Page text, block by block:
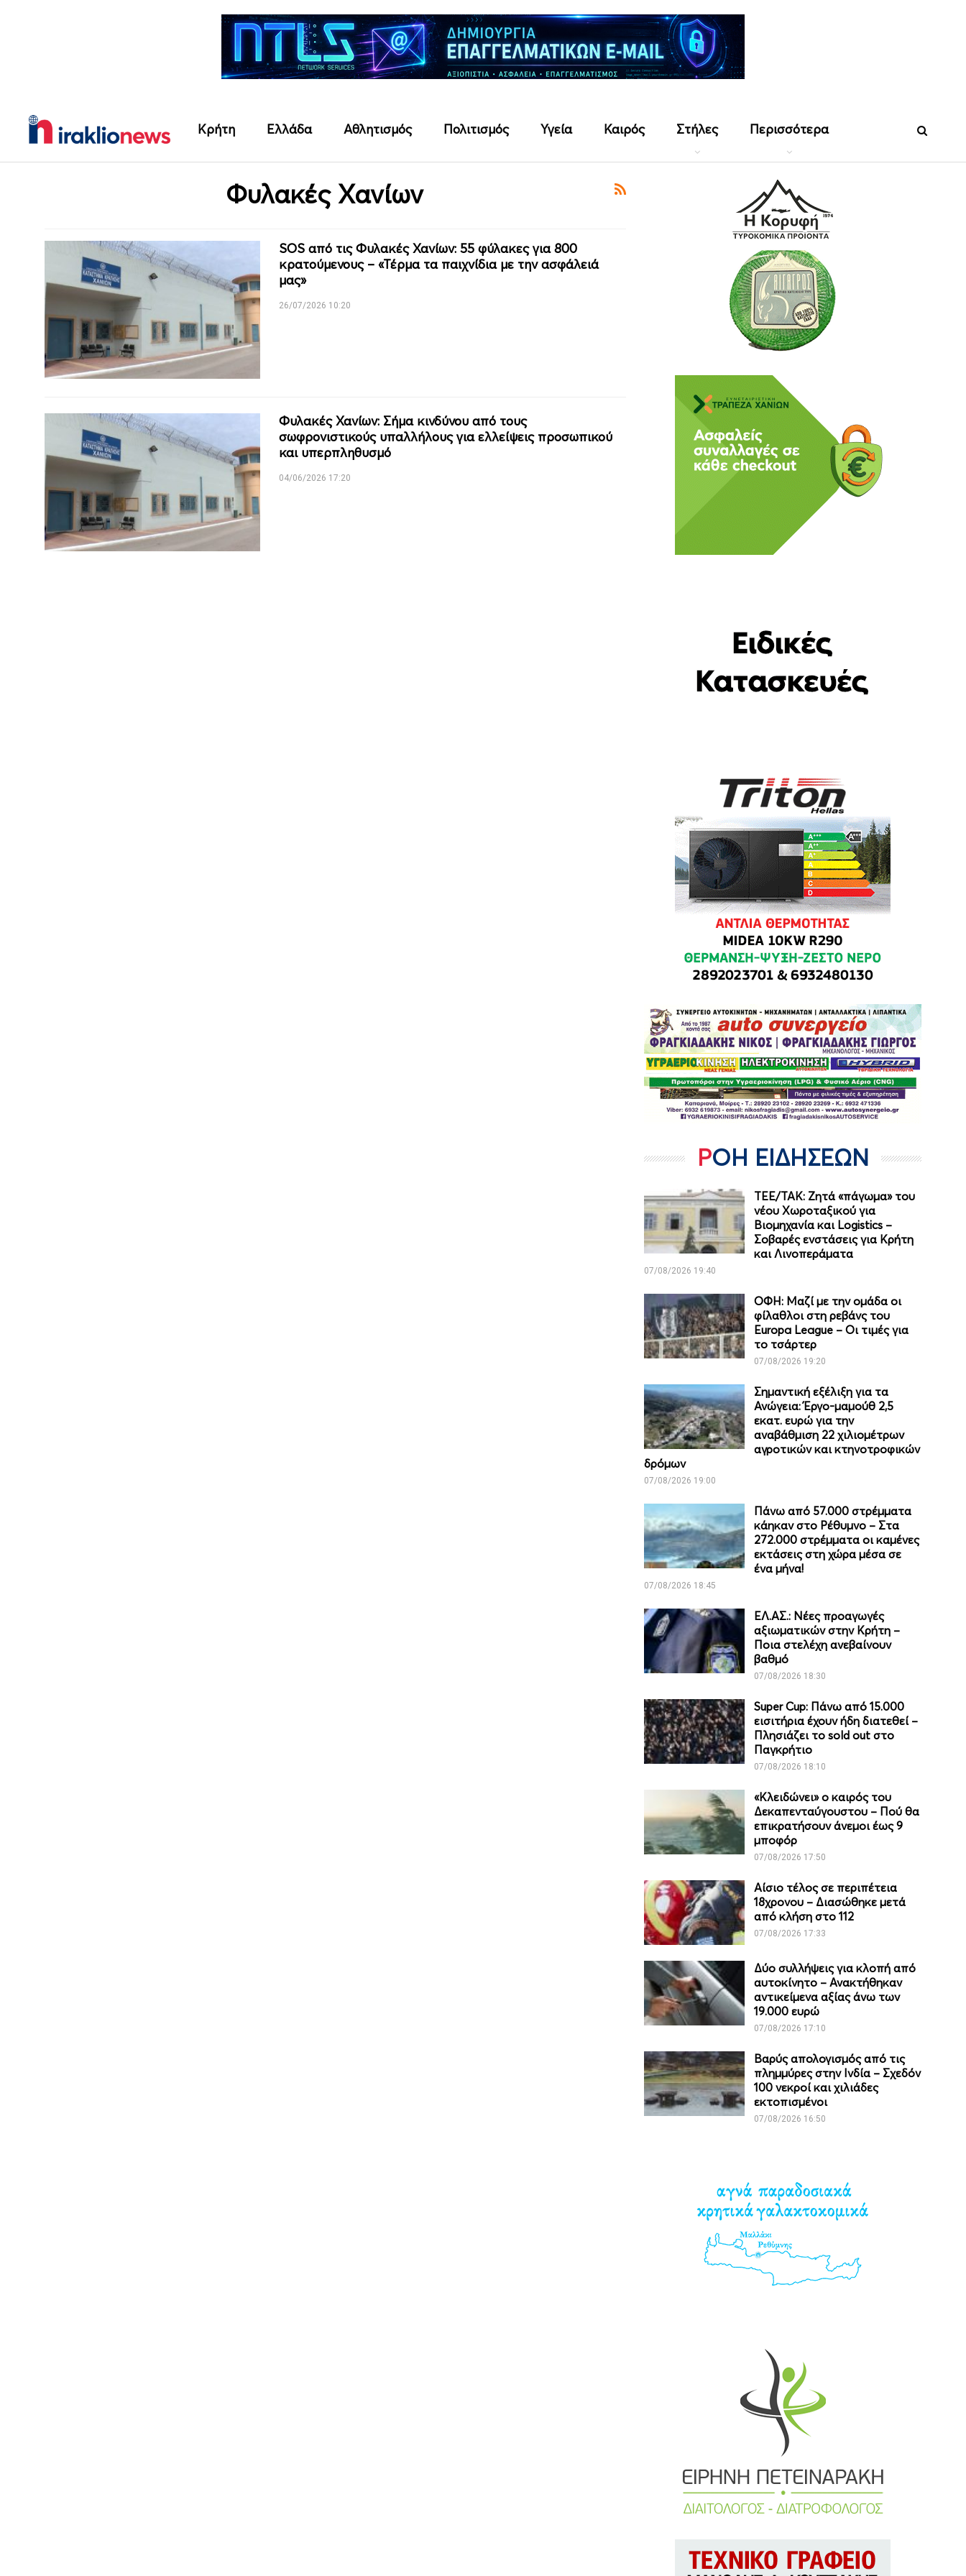
Κρήτη Ελλάδα Αθλητισμός Πολιτισμός Υγεία Καιρός Στήλες Περισσότερα
Φυλακές Χανίων
SOS από τις Φυλακές Χανίων: 55 φύλακες για 800
κρατούμενους – «Τέρμα τα παιχνίδια με την ασφάλειά
μας»
26/07/2026 10:20
Φυλακές Χανίων: Σήμα κινδύνου από τους
σωφρονιστικούς υπαλλήλους για ελλείψεις προσωπικού
και υπερπληθυσμό
04/06/2026 17:20
ΡΟΗ ΕΙΔΗΣΕΩΝ
ΤΕΕ/ΤΑΚ: Ζητά «πάγωμα» του
νέου Χωροταξικού για
Βιομηχανία και Logistics –
Σοβαρές ενστάσεις για Κρήτη
και Λινοπεράματα
07/08/2026 19:40
ΟΦΗ: Μαζί με την ομάδα οι
φίλαθλοι στη ρεβάνς του
Europa League – Οι τιμές για
το τσάρτερ
07/08/2026 19:20
Σημαντική εξέλιξη για τα
Ανώγεια: Έργο-μαμούθ 2,5
εκατ. ευρώ για την
αναβάθμιση 22 χιλιομέτρων
αγροτικών και κτηνοτροφικών
δρόμων
07/08/2026 19:00
Πάνω από 57.000 στρέμματα
κάηκαν στο Ρέθυμνο – Στα
272.000 στρέμματα οι καμένες
εκτάσεις στη χώρα μέσα σε
ένα μήνα!
07/08/2026 18:45
ΕΛ.ΑΣ.: Νέες προαγωγές
αξιωματικών στην Κρήτη –
Ποια στελέχη ανεβαίνουν
βαθμό
07/08/2026 18:30
Super Cup: Πάνω από 15.000
εισιτήρια έχουν ήδη διατεθεί –
Πλησιάζει το sold out στο
Παγκρήτιο
07/08/2026 18:10
«Κλειδώνει» ο καιρός του
Δεκαπενταύγουστου – Πού θα
επικρατήσουν άνεμοι έως 9
μποφόρ
07/08/2026 17:50
Αίσιο τέλος σε περιπέτεια
18χρονου – Διασώθηκε μετά
από κλήση στο 112
07/08/2026 17:33
Δύο συλλήψεις για κλοπή από
αυτοκίνητο – Ανακτήθηκαν
αντικείμενα αξίας άνω των
19.000 ευρώ
07/08/2026 17:10
Βαρύς απολογισμός από τις
πλημμύρες στην Ινδία – Σχεδόν
100 νεκροί και χιλιάδες
εκτοπισμένοι
07/08/2026 16:50